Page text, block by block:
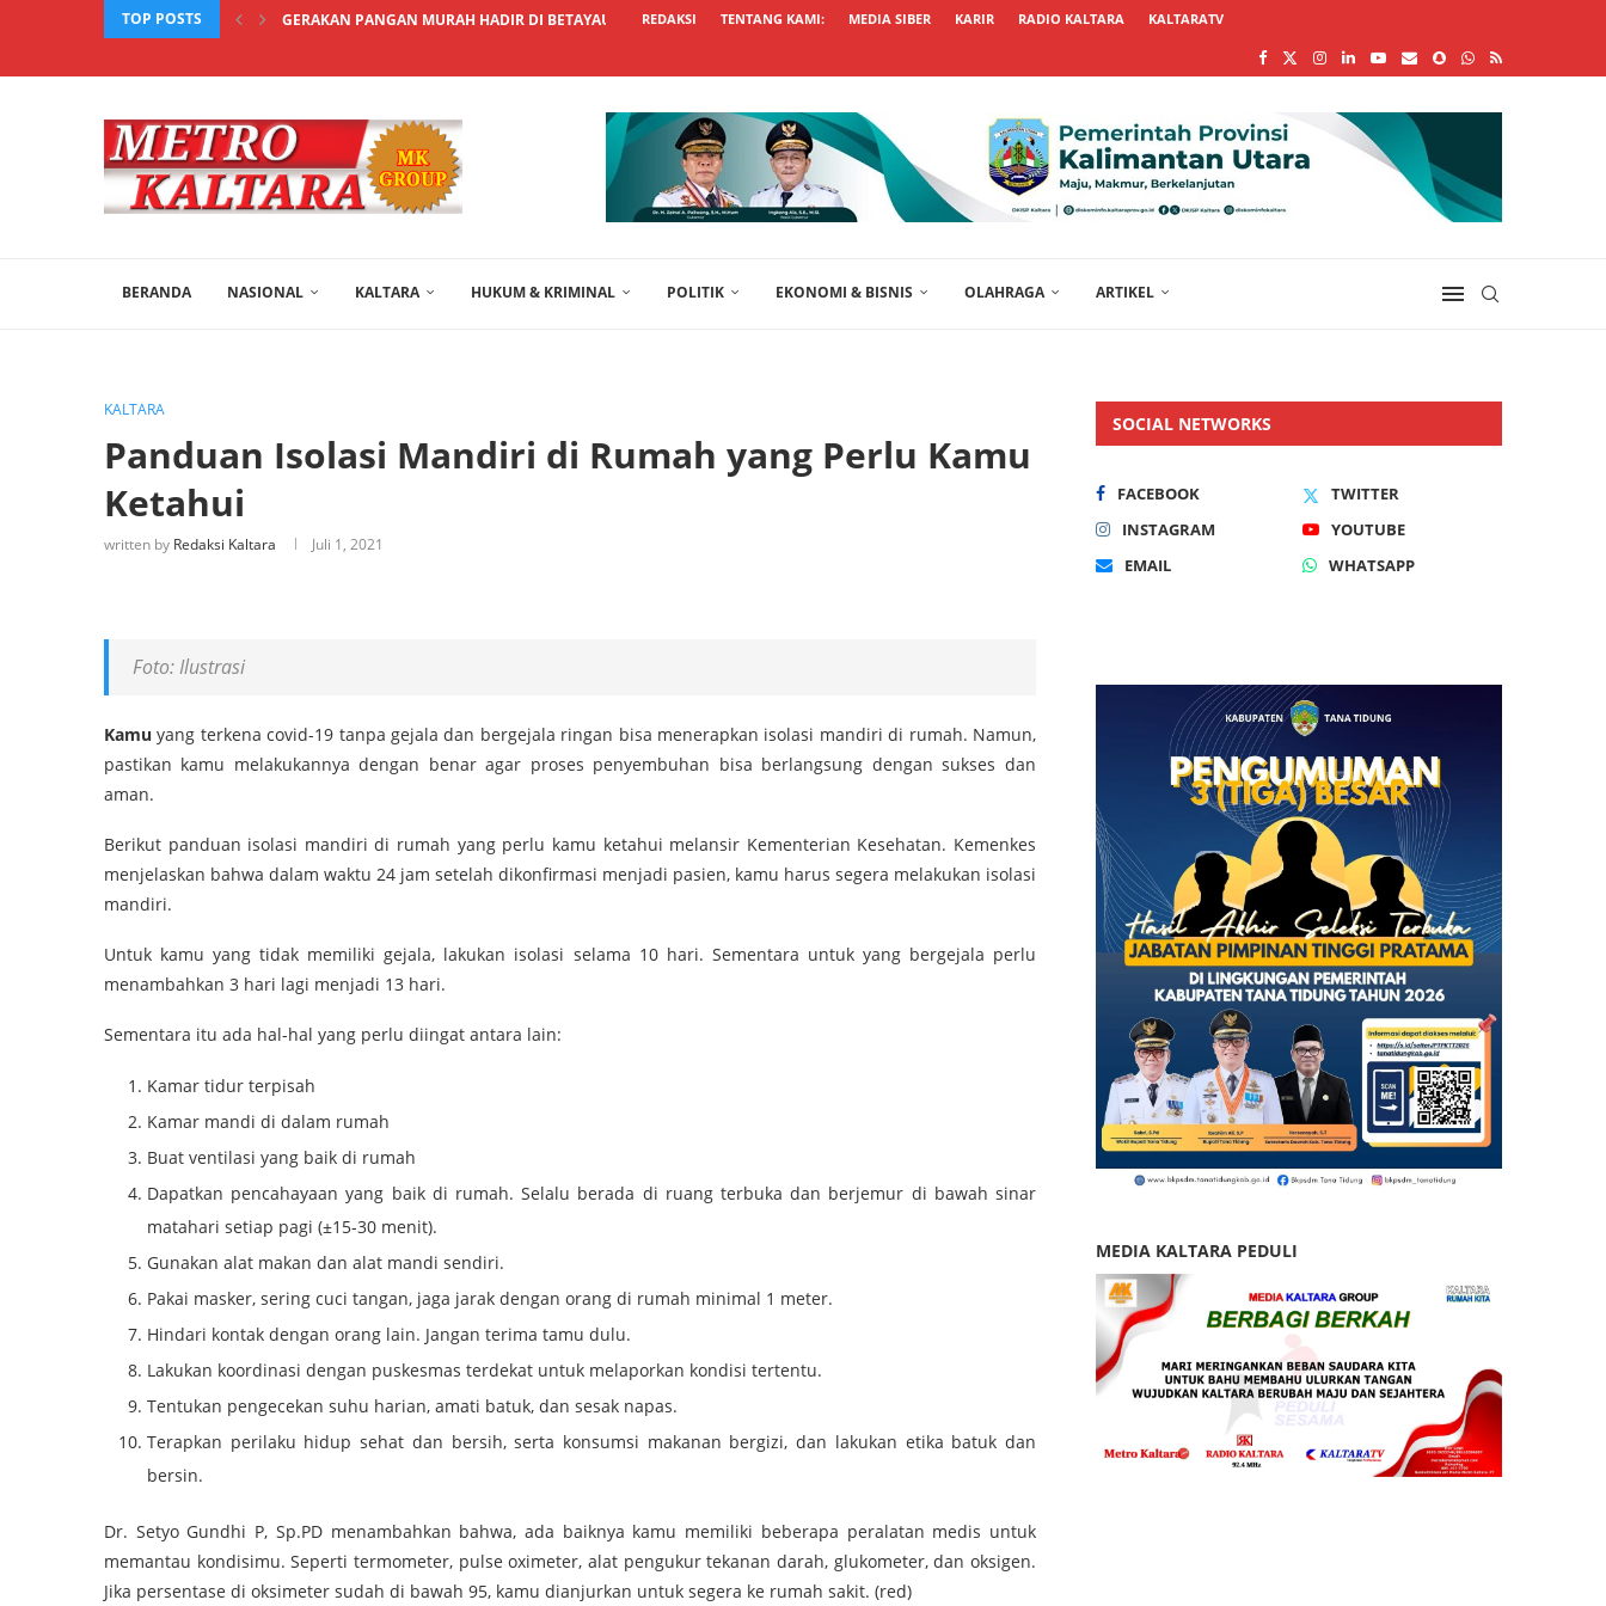
TOP POSTS GERAKAN PANGAN MURAH HADIR DI BETAYAU, PEMKAB TANA...
REDAKSI TENTANG KAMI: MEDIA SIBER KARIR RADIO KALTARA KALTARATV
BERANDA NASIONAL KALTARA HUKUM & KRIMINAL POLITIK EKONOMI & BISNIS OLAHRAGA ARTIKEL
KALTARA
Panduan Isolasi Mandiri di Rumah yang Perlu Kamu
Ketahui
written by Redaksi Kaltara Juli 1, 2021
Foto: Ilustrasi
Kamu yang terkena covid-19 tanpa gejala dan bergejala ringan bisa menerapkan isolasi mandiri di rumah. Namun,
pastikan kamu melakukannya dengan benar agar proses penyembuhan bisa berlangsung dengan sukses dan
aman.
Berikut panduan isolasi mandiri di rumah yang perlu kamu ketahui melansir Kementerian Kesehatan. Kemenkes
menjelaskan bahwa dalam waktu 24 jam setelah dikonfirmasi menjadi pasien, kamu harus segera melakukan isolasi
mandiri.
Untuk kamu yang tidak memiliki gejala, lakukan isolasi selama 10 hari. Sementara untuk yang bergejala perlu
menambahkan 3 hari lagi menjadi 13 hari.
Sementara itu ada hal-hal yang perlu diingat antara lain:
Kamar tidur terpisah
Kamar mandi di dalam rumah
Buat ventilasi yang baik di rumah
Dapatkan pencahayaan yang baik di rumah. Selalu berada di ruang terbuka dan berjemur di bawah sinar
matahari setiap pagi (±15-30 menit).
Gunakan alat makan dan alat mandi sendiri.
Pakai masker, sering cuci tangan, jaga jarak dengan orang di rumah minimal 1 meter.
Hindari kontak dengan orang lain. Jangan terima tamu dulu.
Lakukan koordinasi dengan puskesmas terdekat untuk melaporkan kondisi tertentu.
Tentukan pengecekan suhu harian, amati batuk, dan sesak napas.
Terapkan perilaku hidup sehat dan bersih, serta konsumsi makanan bergizi, dan lakukan etika batuk dan
bersin.
Dr. Setyo Gundhi P, Sp.PD menambahkan bahwa, ada baiknya kamu memiliki beberapa peralatan medis untuk
memantau kondisimu. Seperti termometer, pulse oximeter, alat pengukur tekanan darah, glukometer, dan oksigen.
Jika persentase di oksimeter sudah di bawah 95, kamu dianjurkan untuk segera ke rumah sakit. (red)
SOCIAL NETWORKS
FACEBOOK
TWITTER
INSTAGRAM
YOUTUBE
EMAIL
WHATSAPP
MEDIA KALTARA PEDULI